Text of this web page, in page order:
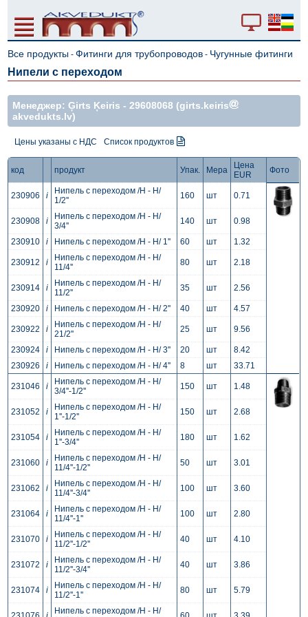
Все продукты -Фитинги для трубопроводов - Чугунные фитинги
Нипели с переходом
Mенеджер: Ģirts Ķeiris -29608068 (girts.keiris
akvedukts.lv)
Цены указаны с НДС Список продуктов
код продукт Упак. Мера
Цена
EUR
Фото
230906 i
Нипель с переходом /Н - Н/
1/2''
160 шт 0.71
230908 i
Нипель с переходом /Н - Н/
3/4''
140 шт 0.98
230910 i Нипель с переходом /Н - Н/ 1'' 60 шт 1.32
230912 i
Нипель с переходом /Н - Н/
11/4''
80 шт 2.18
230914 i
Нипель с переходом /Н - Н/
11/2''
35 шт 2.56
230920 i Нипель с переходом /Н - Н/ 2'' 40 шт 4.57
230922 i
Нипель с переходом /Н - Н/
21/2''
25 шт 9.56
230924 i Нипель с переходом /Н - Н/ 3'' 20 шт
8.42
230926
i Нипель с переходом /Н - Н/ 4'' 8 шт 33.71
231046 i
Нипель с переходом /Н - Н/
3/4''-1/2''
150 шт 1.48
231052 i
Нипель с переходом /Н - Н/
1''-1/2''
150 шт 2.68
231054 i
Нипель с переходом /Н - Н/
1''-3/4''
180 шт 1.62
231060 i
Нипель с переходом /Н - Н/
11/4''-1/2''
50 шт 3.01
231062 i
Нипель с переходом /Н - Н/
11/4''-3/4''
100 шт 3.60
231064 i
Нипель с переходом /Н - Н/
11/4''-1''
100 шт 2.80
231070 i
Нипель с переходом /Н - Н/
11/2''-1/2''
40 шт 4.10
231072 i
Нипель с переходом /Н - Н/
11/2''-3/4''
40 шт 3.86
231074 i
Нипель с переходом /Н - Н/
11/2''-1''
80 шт 5.79
Нипель с переходом /Н - Н/